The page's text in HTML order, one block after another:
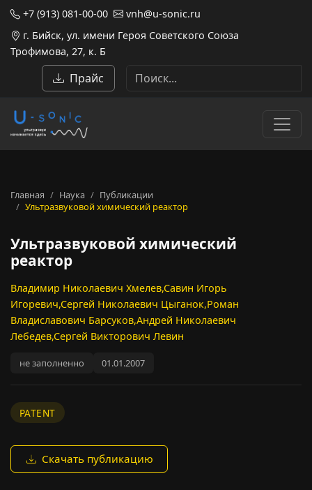
+7 (913) 081-00-00
vnh@u-sonic.ru
г. Бийск, ул. имени Героя Советского Союза
Трофимова, 27, к. Б
Прайс
Главная Наука
Публикации
Ультразвуковой химический реактор
Ультразвуковой химический
реактор
Владимир Николаевич Хмелев,Савин Игорь
Игоревич,Сергей Николаевич Цыганок,Роман
Владиславович Барсуков,Андрей Николаевич
Лебедев,Сергей Викторович Левин
не заполненно 01.01.2007
PATENT
Скачать публикацию